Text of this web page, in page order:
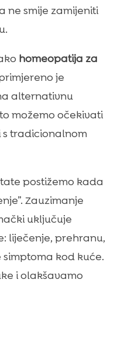
pristupe
zašto je
terapija
kao prirodna
smanjujemo
radimo kada
dnevnik simptoma
ne smije zamijeniti
homeopatija za
je
alternativnu
možemo očekivati
tradicionalnom
postižemo kada
Zauzimanje
uključuje
liječenje, prehranu,
kod kuće.
i olakšavamo